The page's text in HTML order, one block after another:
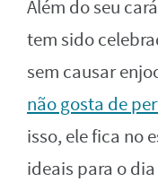
Além do seu
tem sido
sem causar
não gosta de
isso, ele fica no
ideais para o